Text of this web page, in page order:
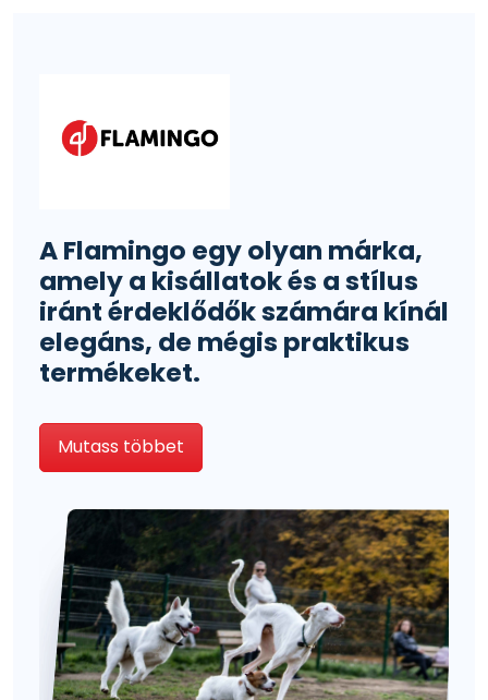
A Flamingo egy olyan márka,
amely a kisállatok és a stílus
iránt érdeklődők számára kínál
elegáns, de mégis praktikus
termékeket.
Mutass többet